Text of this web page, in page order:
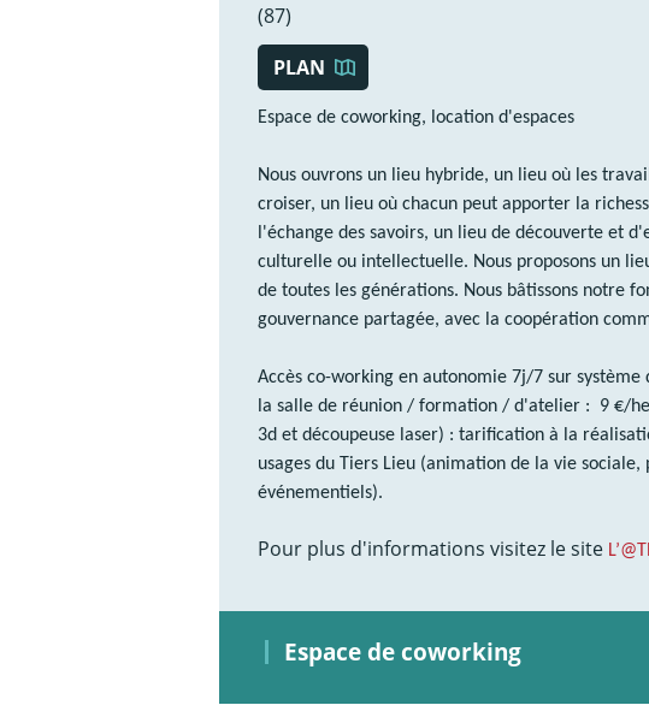
(87)
PLAN
Espace de coworking, location d'espaces
Nous ouvrons un lieu hybride, un lieu où les
croiser, un lieu où chacun peut apporter la
l'échange des savoirs, un lieu de découverte et
culturelle ou intellectuelle. Nous proposons un
de toutes les générations. Nous bâtissons notre
gouvernance partagée, avec la coopération
Accès co-working en autonomie 7j/7 sur système
la salle de réunion / formation / d'atelier : 9 €/
3d et découpeuse laser) : tarification à la
usages du Tiers Lieu (animation de la vie
événementiels).
Pour plus d'informations visitez le site
Espace de coworking